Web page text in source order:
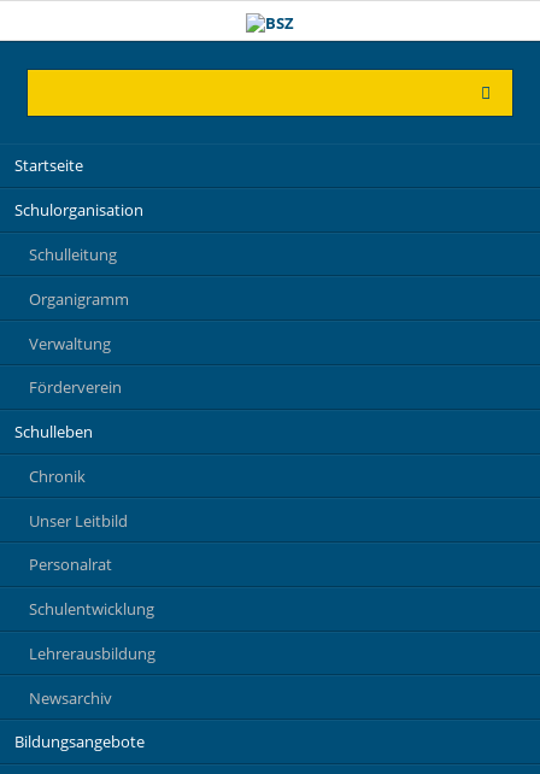
Navigation
überspringen
Startseite
Schulorganisation
Schulleitung
Organigramm
Verwaltung
Förderverein
Schulleben
Chronik
Unser Leitbild
Personalrat
Schulentwicklung
Lehrerausbildung
Newsarchiv
Bildungsangebote